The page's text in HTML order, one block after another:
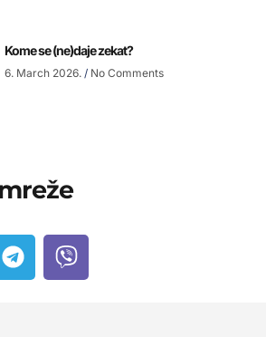
Kome se (ne)daje zekat?
6. March 2026. No Comments